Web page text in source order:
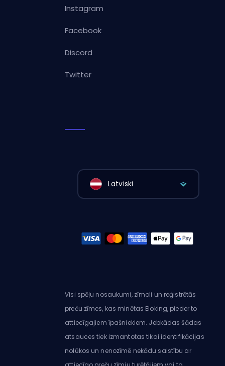
Instagram
Facebook
Discord
Twitter
Latviski
Visi spēļu nosaukumi, zīmoli un reģistrētās
preču zīmes, kas minētas Eloking, pieder to
attiecīgajiem īpašniekiem. Jebkādas šādas
atsauces tiek izmantotas tikai identifikācijas
nolūkos un nenozīmē nekādu saistību ar